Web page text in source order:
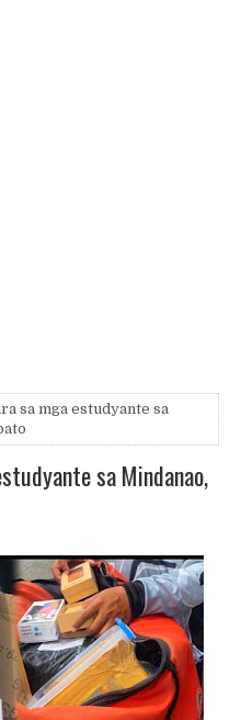
sa mga estudyante sa
sa Mindanao,